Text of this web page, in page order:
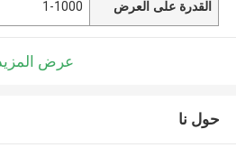
القدرة على العرض 1-1000
عرض
حول نا